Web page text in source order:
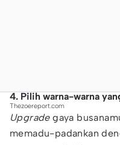
4. Pilih warna-warna
Thezoereport.com
Upgradegaya
memadu-padankan